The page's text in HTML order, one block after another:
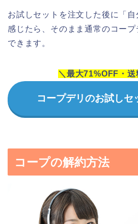
お試しセットを注文した後に「自
感じたら、そのまま通常のコー
できます。
＼最大71%OFF・送
コープデリのお試しセ
コープの解約方法